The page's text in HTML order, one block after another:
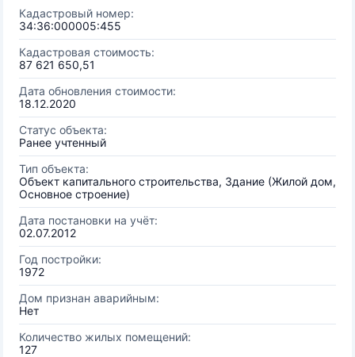
Кадастровый номер:
34:36:000005:455
Кадастровая стоимость:
87 621 650,51
Дата обновления стоимости:
18.12.2020
Статус объекта:
Ранее учтенный
Тип объекта:
Объект капитального строительства, Здание (Жилой дом,
Основное строение)
Дата постановки на учёт:
02.07.2012
Год постройки:
1972
Дом признан аварийным:
Нет
Количество жилых помещений:
127